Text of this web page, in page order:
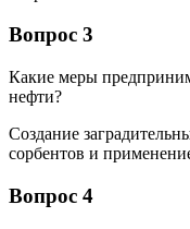
Вопрос 3
Какие меры
нефти?
Создание
сорбентов и
Вопрос 4